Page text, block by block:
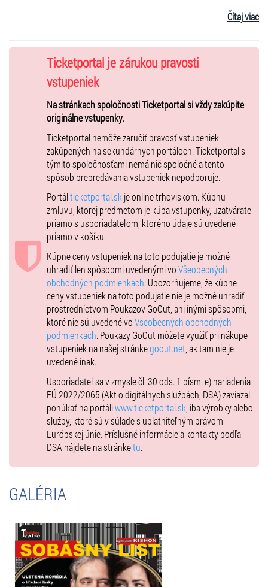
ktorý sa stratil. Vzniká množstvo vtipných situácii medzi starými
manželmi, vyplávajú na povrch dlhoročné priania a sny, ktoré sú
konfrontované s realitou. E. Kishon s majstrovským vtipom
rozmotáva klbko deja a zase ho majstrovsky zamotáva. Divák sa
pobaví aj prekvapí zvratmi o osudoch do vtedy tak všedného
a stereotypného života rodiny.
Vzniká tu množstvo komických situácií, ktoré provokujú
k zamysleniu. Hľadáme odpoveď na otázku: Zobrali by sme si svojho
partnera po dvadsiatich rokoch spoločného života?
Soňa Norisová Dominika Žiaranová
Martin Mňahončák David Hartl
Výtvarné riešenie
Soňa Sadilková
Réžia
Vlado Fischer
Čítaj viac
Ticketportal je zárukou pravosti
vstupeniek
Na stránkach spoločnosti Ticketportal si vždy zakúpite
originálne vstupenky.
Ticketportal nemôže zaručiť pravosť vstupeniek
zakúpených na sekundárnych portáloch. Ticketportal s
týmito spoločnosťami nemá nič spoločné a tento
spôsob prepredávania vstupeniek nepodporuje.
Portálticketportal.sk je online trhoviskom. Kúpnu
zmluvu, ktorej predmetom je kúpa vstupenky, uzatvárate
priamo s usporiadateľom, ktorého údaje sú uvedené
priamo v košíku.
Kúpne ceny vstupeniek na toto podujatie je možné
uhradiť len spôsobmi uvedenými voVšeobecných
obchodných podmienkach. Upozorňujeme, že kúpne
ceny vstupeniek na toto podujatie nie je možné uhradiť
prostredníctvom Poukazov GoOut, ani inými spôsobmi,
ktoré nie sú uvedené voVšeobecných obchodných
podmienkach. Poukazy GoOut môžete využiť pri nákupe
vstupeniek na našej stránkegoout.net , ak tam nie je
uvedené inak.
Usporiadateľ sa v zmysle čl. 30 ods. 1 písm. e) nariadenia
EÚ 2022/2065 (Akt o digitálnych službách, DSA) zaviazal
ponúkať na portáliwww.ticketportal.sk , iba výrobky alebo
služby, ktoré sú v súlade s uplatniteľným právom
Európskej únie. Príslušné informácie a kontakty podľa
DSA nájdete na stránketu.
GALÉRIA